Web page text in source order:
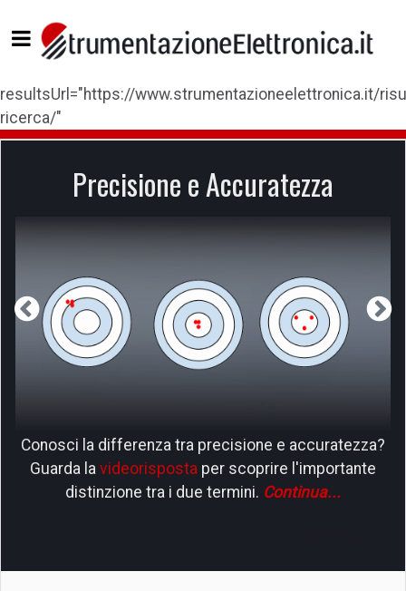
resultsUrl="https://www.strumentazioneelettronica.it/
ricerca/"
Precisione e Accuratezza
Conosci la differenza tra precisione e accuratezza?
Guarda la videorisposta per scoprire l'importante
distinzione tra i due termini. Continua...